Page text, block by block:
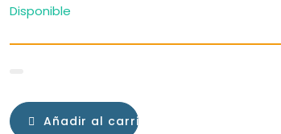
Disponible
Añadir al carrito